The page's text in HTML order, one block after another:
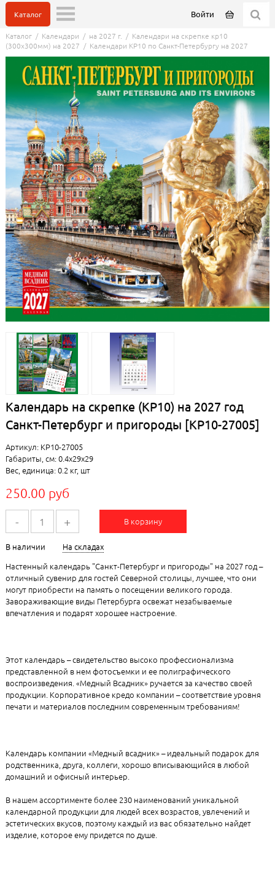
Войти
Каталог
Каталог/ Календари / на 2027 г. / Календари на скрепке кр10
(300х300мм) на 2027 / Календари КР10 по Санкт-Петербургу на 2027
Календарь на скрепке (КР10) на 2027 год
Санкт-Петербург и пригороды [КР10-27005]
Артикул: КР10-27005
Габариты, см: 0.4x29x29
Вес, единица: 0.2 кг, шт
250.00 руб
- + В корзину
В наличии
На складах
Настенный календарь "Санкт-Петербург и пригороды" на 2027 год –
отличный сувенир для гостей Северной столицы, лучшее, что они
могут приобрести на память о посещении великого города.
Завораживающие виды Петербурга освежат незабываемые
впечатления и подарят хорошее настроение.
Этот календарь – свидетельство высоко профессионализма
представленной в нем фотосъемки и ее полиграфического
воспроизведения. «Медный Всадник» ручается за качество своей
продукции. Корпоративное кредо компании – соответствие уровня
печати и материалов последним современным требованиям!
Календарь компании «Медный всадник» – идеальный подарок для
родственника, друга, коллеги, хорошо вписывающийся в любой
домашний и офисный интерьер.
В нашем ассортименте более 230 наименований уникальной
календарной продукции для людей всех возрастов, увлечений и
эстетических вкусов, поэтому каждый из вас обязательно найдет
изделие, которое ему придется по душе.